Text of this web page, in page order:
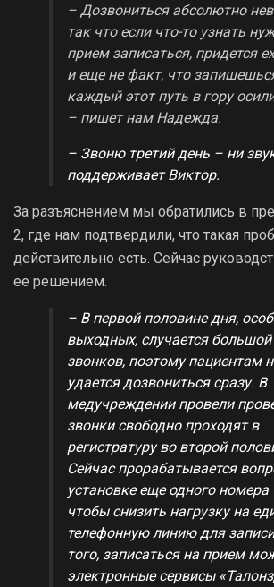
– Дозвониться абсолютно
так что если что-то узнать
прием записаться, придется
и еще не факт, что
каждый этот путь в гору
– пишет нам Надежда.
– Звоню третий день – ни
поддерживает Виктор.
За разъяснением мы обратились в
2, где нам подтвердили, что такая
действительно есть. Сейчас
ее решением.
– В первой половине дня,
выходных, случается
звонков, поэтому пациентам
удается дозвониться сразу. В
медучреждении провели
звонки свободно проходят в
регистратуру во второй
Сейчас прорабатывается
установке еще одного номера
чтобы снизить нагрузку на
телефонную линию для
того, записаться на прием
электронные сервисы